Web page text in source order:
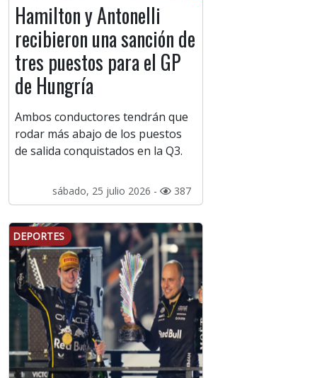
Hamilton y Antonelli
recibieron una sanción de
tres puestos para el GP
de Hungría
Ambos conductores tendrán que
rodar más abajo de los puestos
de salida conquistados en la Q3.
sábado, 25 julio 2026 - 387
DEPORTES